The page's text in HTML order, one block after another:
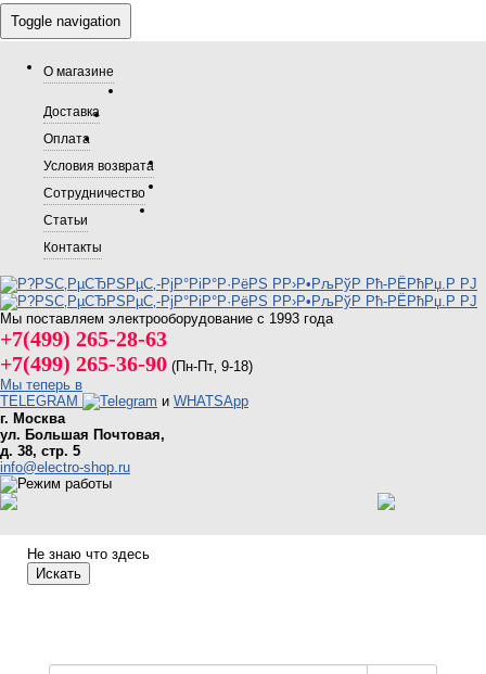
Toggle navigation
О магазине
Доставка
Оплата
Условия возврата
Сотрудничество
Статьи
Контакты
Мы поставляем электрооборудование с 1993 года
+7(499) 265-28-63
+7(499) 265-36-90 (Пн-Пт‚ 9-18)
Мы теперь в
TELEGRAM
и WHATSApp
г. Москва
ул. Большая Почтовая,
д. 38, стр. 5
info@electro-shop.ru
Не знаю что здесь
Искать